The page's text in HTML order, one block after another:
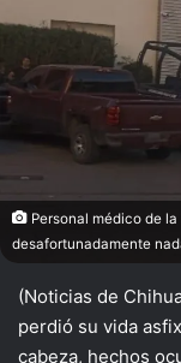
Personal médico de
desafortunadamente
(Noticias de
perdió su vida
cabeza, hechos